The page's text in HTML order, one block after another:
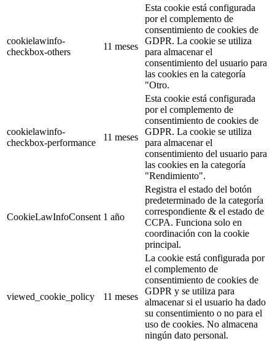
cookielawinfo-
checkbox-others
11 meses
Esta cookie está configurada
por el complemento de
consentimiento de cookies de
GDPR. La cookie se utiliza
para almacenar el
consentimiento del usuario para
las cookies en la categoría
"Otro.
cookielawinfo-
checkbox-performance
11 meses
Esta cookie está configurada
por el complemento de
consentimiento de cookies de
GDPR. La cookie se utiliza
para almacenar el
consentimiento del usuario para
las cookies en la categoría
"Rendimiento".
CookieLawInfoConsent 1 año
Registra el estado del botón
predeterminado de la categoría
correspondiente & el estado de
CCPA. Funciona solo en
coordinación con la cookie
principal.
viewed_cookie_policy 11 meses
La cookie está configurada por
el complemento de
consentimiento de cookies de
GDPR y se utiliza para
almacenar si el usuario ha dado
su consentimiento o no para el
uso de cookies. No almacena
ningún dato personal.